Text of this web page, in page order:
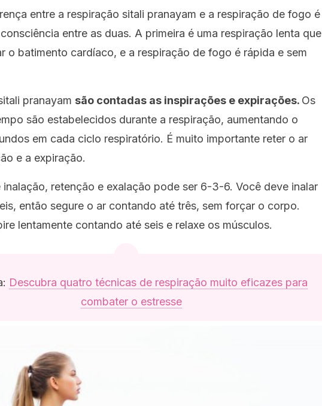
entre a respiração sitali pranayam e a respiração de fogo é
entre as duas. A primeira é uma respiração lenta que
o batimento cardíaco, e a respiração de fogo é rápida e sem
pranayam são contadas as inspirações e expirações. Os
são estabelecidos durante a respiração, aumentando o
em cada ciclo respiratório. É muito importante reter o ar
e a expiração.
inalação, retenção e exalação pode ser 6-3-6. Você deve inalar
então segure o ar contando até três, sem forçar o corpo.
lentamente contando até seis e relaxe os músculos.
Descubra quatro técnicas de respiração muito eficazes para
combater o estresse